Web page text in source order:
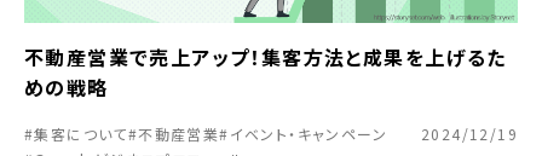
不動産営業で売上アップ！集客方法と成果を上げるた
めの戦略
#集客について#不動産営業#イベント・キャンペーン
2024/12/19